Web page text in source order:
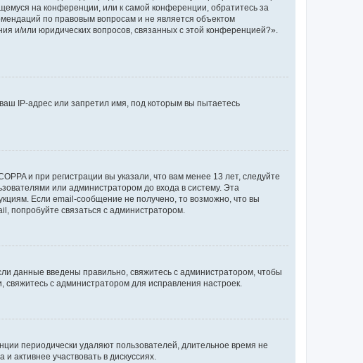
на конференции, или к самой конференции, обратитесь за
по правовым вопросам и не является объектом
и/или юридических вопросов, связанных с этой конференцией?».
IP-адрес или запретил имя, под которым вы пытаетесь
и при регистрации вы указали, что вам менее 13 лет, следуйте
или администратором до входа в систему. Эта
Если email-сообщение не получено, то возможно, что вы
попробуйте связаться с администратором.
данные введены правильно, свяжитесь с администратором, чтобы
с администратором для исправления настроек.
периодически удаляют пользователей, длительное время не
участвовать в дискуссиях.